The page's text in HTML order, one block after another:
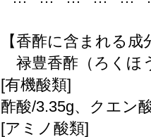
【香酢に含まれる成
禄豊香酢（ろくほ
[有機酸類]
酢酸/3.35g、クエン
[アミノ酸類]